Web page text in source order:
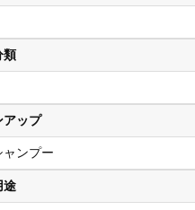
類
アップ
ンプー
途